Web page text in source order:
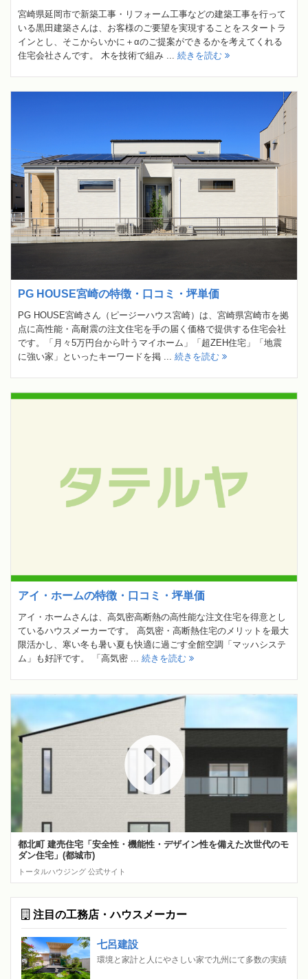
宮崎県延岡市で新築工事・リフォーム工事などの建築工事を行って
いる黒田建築さんは、お客様のご要望を実現することをスタートラ
インとし、そこからいかに＋αのご提案ができるかを考えてくれる
住宅会社さんです。 木を技術で組み ... 続きを読む
PG HOUSE宮崎の特徴・口コミ・坪単価
PG HOUSE宮崎さん（ピージーハウス宮崎）は、宮崎県宮崎市を拠
点に高性能・高耐震の注文住宅を手の届く価格で提供する住宅会社
です。「月々5万円台から叶うマイホーム」「超ZEH住宅」「地震
に強い家」といったキーワードを掲 ... 続きを読む
アイ・ホームの特徴・口コミ・坪単価
アイ・ホームさんは、高気密高断熱の高性能な注文住宅を得意とし
ているハウスメーカーです。 高気密・高断熱住宅のメリットを最大
限活かし、寒い冬も暑い夏も快適に過ごす全館空調「マッハシステ
ム」も好評です。 「高気密 ... 続きを読む
都北町 建売住宅「安全性・機能性・デザイン性を備えた次世代のモ
ダン住宅」(都城市)
トータルハウジング 公式サイト
注目の工務店・ハウスメーカー
七呂建設
環境と家計と人にやさしい家で九州にて多数の実績